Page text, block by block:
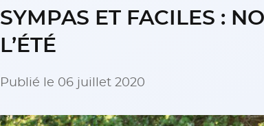
SYMPAS ET FACILES :
L’ÉTÉ
Publié le 06 juillet 2020